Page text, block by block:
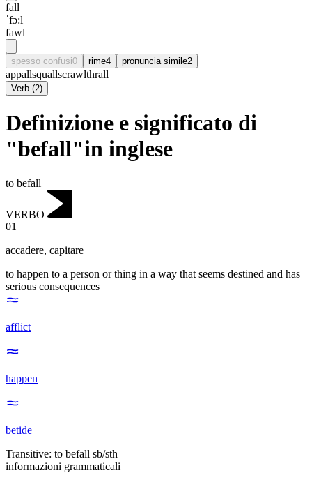
fall
ˈfɔ:l
fawl
spesso confusi0 rime4 pronuncia simile2
appallsquallscrawlthrall
Verb (2)
Definizione e significato di
"befall"in inglese
to befall
VERBO
01
accadere, capitare
to happen to a person or thing in a way that seems destined and has
serious consequences
afflict
happen
betide
Transitive: to befall sb/sth
informazioni grammaticali